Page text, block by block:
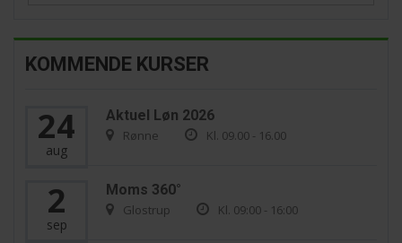
KOMMENDE KURSER
24
aug
Aktuel Løn 2026
Rønne Kl. 09.00 - 16.00
2
sep
Moms 360°
Glostrup Kl. 09:00 - 16:00